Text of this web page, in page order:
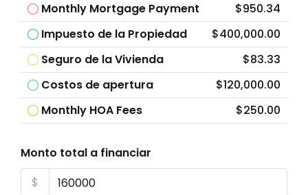
Monthly Mortgage Payment
$950.34
Impuesto de la Propiedad
$400,000.00
Seguro de la Vivienda
$83.33
Costos de apertura
$120,000.00
Monthly HOA Fees
$250.00
Monto total a financiar
$